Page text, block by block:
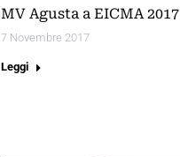
MV Agusta a EICMA 2017
7 Novembre 2017
Leggi